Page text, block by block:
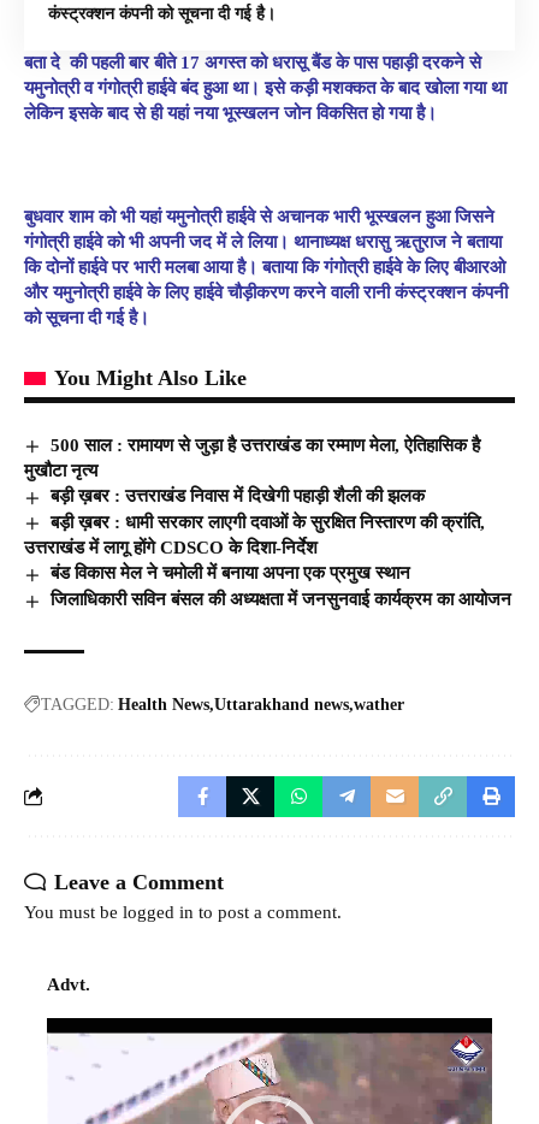
कंस्ट्रक्शन कंपनी को सूचना दी गई है।
बता दे की पहली बार बीते 17 अगस्त को धरासू बैंड के पास पहाड़ी दरकने से
यमुनोत्री व गंगोत्री हाईवे बंद हुआ था। इसे कड़ी मशक्कत के बाद खोला गया था
लेकिन इसके बाद से ही यहां नया भूस्खलन जोन विकसित हो गया है।
बुधवार शाम को भी यहां यमुनोत्री हाईवे से अचानक भारी भूस्खलन हुआ जिसने
गंगोत्री हाईवे को भी अपनी जद में ले लिया। थानाध्यक्ष धरासु ऋतुराज ने बताया
कि दोनों हाईवे पर भारी मलबा आया है। बताया कि गंगोत्री हाईवे के लिए बीआरओ
और यमुनोत्री हाईवे के लिए हाईवे चौड़ीकरण करने वाली रानी कंस्ट्रक्शन कंपनी
को सूचना दी गई है।
You Might Also Like
500 साल : रामायण से जुड़ा है उत्तराखंड का रम्माण मेला, ऐतिहासिक है
मुखौटा नृत्य
बड़ी ख़बर : उत्तराखंड निवास में दिखेगी पहाड़ी शैली की झलक
बड़ी ख़बर : धामी सरकार लाएगी दवाओं के सुरक्षित निस्तारण की क्रांति,
उत्तराखंड में लागू होंगे CDSCO के दिशा-निर्देश
बंड विकास मेल ने चमोली में बनाया अपना एक प्रमुख स्थान
जिलाधिकारी सविन बंसल की अध्यक्षता में जनसुनवाई कार्यक्रम का आयोजन
TAGGED: Health News Uttarakhand news wather
Leave a Comment
You must be logged in to post a comment.
Advt.
Video